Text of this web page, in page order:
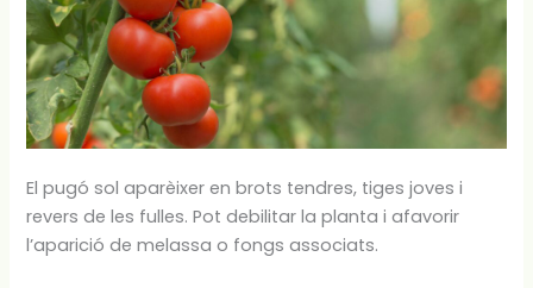
El pugó sol aparèixer en brots tendres, tiges joves i
revers de les fulles. Pot debilitar la planta i afavorir
l’aparició de melassa o fongs associats.